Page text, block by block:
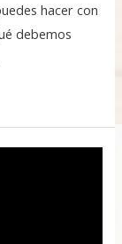
hacer con
debemos